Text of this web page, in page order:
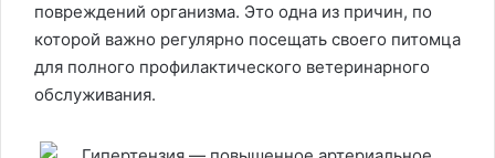
повреждений организма. Это одна из причин, по
которой важно регулярно посещать своего питомца
для полного профилактического ветеринарного
обслуживания.